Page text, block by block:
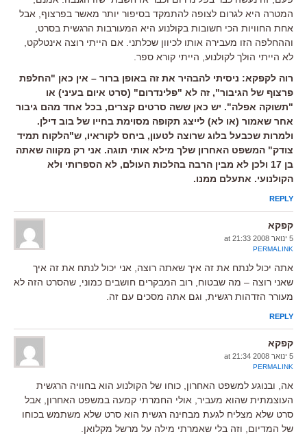
המטרה היא לגרום לצופה להתמקד בסיפור יותר מאשר בפרצוף, אבל
אחת החוויות הכי חשובות בקולנוע היא המעורבות הרגשית בסרט,
וההחלפה הזו מעבירה אותו לכיוון שכלתני. אם הייתי רוצה אינטלקט,
לא הייתי הולך לקולנוע, הייתי קורא ספר.
רוה לקפקא: ניסיתי להבהיר את זה באופן ברור – אין כאן "החלפת
פרצוף של הגיבור", זה לא "פלינדרום" (סרט איום בעיני) או
"תשוקה אפלה". יש כאן ששה סרטים קצרים, בכל אחד מהם גיבור
אחר שאמור (או לא) לייצג תקופה מסוימת בחייו של בוב דילן.
ולמרות שכבעל בלוג שרוצה לטעון, ביחס לקוראיו, ש"הלקוח תמיד
צודק" המשפט האחרון שלך מילא אותי תוגה. אני רק מקווה שאתה
בן 17 ולכן לא מבין הרבה בהלכות העולם, לא הספרותי ולא
הקולנועי. אתעלם ממנו.
REPLY
קפקא
5 ינואר 2008 at 21:33
PERMALINK
אתה יכול לנתח את זה איך שאתה רוצה, אני יכול לנתח את זה איך
שאני רוצה – מה שבטוח, רוב המבקרים חושבים כמוני, שהסרט הזה לא
מעורר הזדהות רגשית, וגם אתה מסכים עם זה.
REPLY
קפקא
5 ינואר 2008 at 21:34
PERMALINK
אה, ובנוגע למשפט האחרון, כוחו של הקולנוע הוא בחוויה הרגשית
העוצמתית שהוא מעביר, אולי החמרתי קמעה במשפט האחרון, אבל
סרט שלא מצליח לגעת מבחינה רגשית הוא סרט שלא משתמש בכוחו
של המדיום, וזה בלי שאמרתי מילה על מרשל מקלואן.